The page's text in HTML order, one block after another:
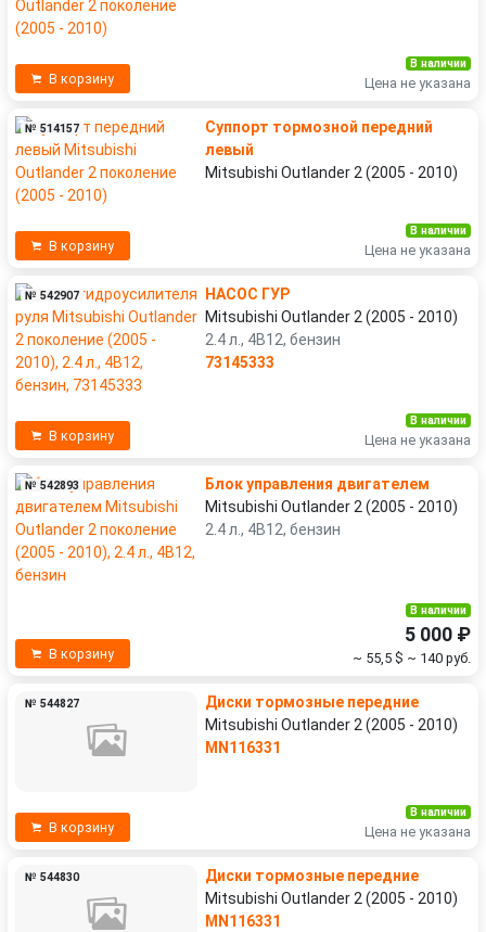
В корзину
В наличии
Цена не указана
№ 514157
Суппорт тормозной передний
левый
Mitsubishi Outlander 2 (2005 - 2010)
В корзину
В наличии
Цена не указана
№ 542907
НАСОС ГУР
Mitsubishi Outlander 2 (2005 - 2010)
2.4 л., 4B12, бензин
73145333
В корзину
В наличии
Цена не указана
№ 542893
Блок управления двигателем
Mitsubishi Outlander 2 (2005 - 2010)
2.4 л., 4B12, бензин
В корзину
В наличии
5 000 ₽
~ 55,5 $ ~ 140 руб.
№ 544827
Диски тормозные передние
Mitsubishi Outlander 2 (2005 - 2010)
MN116331
В корзину
В наличии
Цена не указана
№ 544830
Диски тормозные передние
Mitsubishi Outlander 2 (2005 - 2010)
MN116331